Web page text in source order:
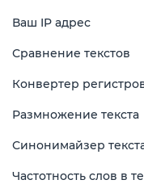
Ваш IP адрес
Сравнение текстов
Конвертер
Размножение текста
Синонимайзер
Частотность слов в
в